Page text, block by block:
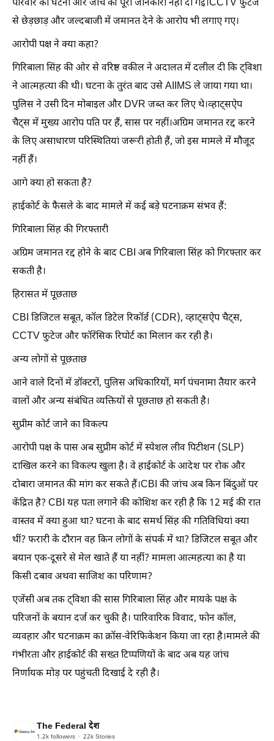
परिवार को घटना और जांच की पूरी जानकारी नहीं दी गई।CCTV फुटेज
से छेड़छाड़ और जल्दबाजी में जमानत देने के आरोप भी लगाए गए।
आरोपी पक्ष ने क्या कहा?
गिरिबाला सिंह की ओर से वरिष्ठ वकील ने अदालत में दलील दी कि ट्विशा
ने आत्महत्या की थी। घटना के तुरंत बाद उसे AIIMS ले जाया गया था।
पुलिस ने उसी दिन मोबाइल और DVR जब्त कर लिए थे।व्हाट्सऐप
चैट्स में मुख्य आरोप पति पर हैं, सास पर नहीं।अग्रिम जमानत रद्द करने
के लिए असाधारण परिस्थितियां जरूरी होती हैं, जो इस मामले में मौजूद
नहीं हैं।
आगे क्या हो सकता है?
हाईकोर्ट के फैसले के बाद मामले में कई बड़े घटनाक्रम संभव हैं:
गिरिबाला सिंह की गिरफ्तारी
अग्रिम जमानत रद्द होने के बाद CBI अब गिरिबाला सिंह को गिरफ्तार कर
सकती है।
हिरासत में पूछताछ
CBI डिजिटल सबूत, कॉल डिटेल रिकॉर्ड (CDR), व्हाट्सऐप चैट्स,
CCTV फुटेज और फॉरेंसिक रिपोर्ट का मिलान कर रही है।
अन्य लोगों से पूछताछ
आने वाले दिनों में डॉक्टरों, पुलिस अधिकारियों, मर्ग पंचनामा तैयार करने
वालों और अन्य संबंधित व्यक्तियों से पूछताछ हो सकती है।
सुप्रीम कोर्ट जाने का विकल्प
आरोपी पक्ष के पास अब सुप्रीम कोर्ट में स्पेशल लीव पिटीशन (SLP)
दाखिल करने का विकल्प खुला है। वे हाईकोर्ट के आदेश पर रोक और
दोबारा जमानत की मांग कर सकते हैं।CBI की जांच अब किन बिंदुओं पर
केंद्रित है? CBI यह पता लगाने की कोशिश कर रही है कि 12 मई की रात
वास्तव में क्या हुआ था? घटना के बाद समर्थ सिंह की गतिविधियां क्या
थीं? फरारी के दौरान वह किन लोगों के संपर्क में था? डिजिटल सबूत और
बयान एक-दूसरे से मेल खाते हैं या नहीं? मामला आत्महत्या का है या
किसी दबाव अथवा साजिश का परिणाम?
एजेंसी अब तक ट्विशा की सास गिरिबाला सिंह और मायके पक्ष के
परिजनों के बयान दर्ज कर चुकी है। पारिवारिक विवाद, फोन कॉल,
व्यवहार और घटनाक्रम का क्रॉस-वेरिफिकेशन किया जा रहा है।मामले की
गंभीरता और हाईकोर्ट की सख्त टिप्पणियों के बाद अब यह जांच
निर्णायक मोड़ पर पहुंचती दिखाई दे रही है।
The Federal देश
1.2k followers 22k Stories